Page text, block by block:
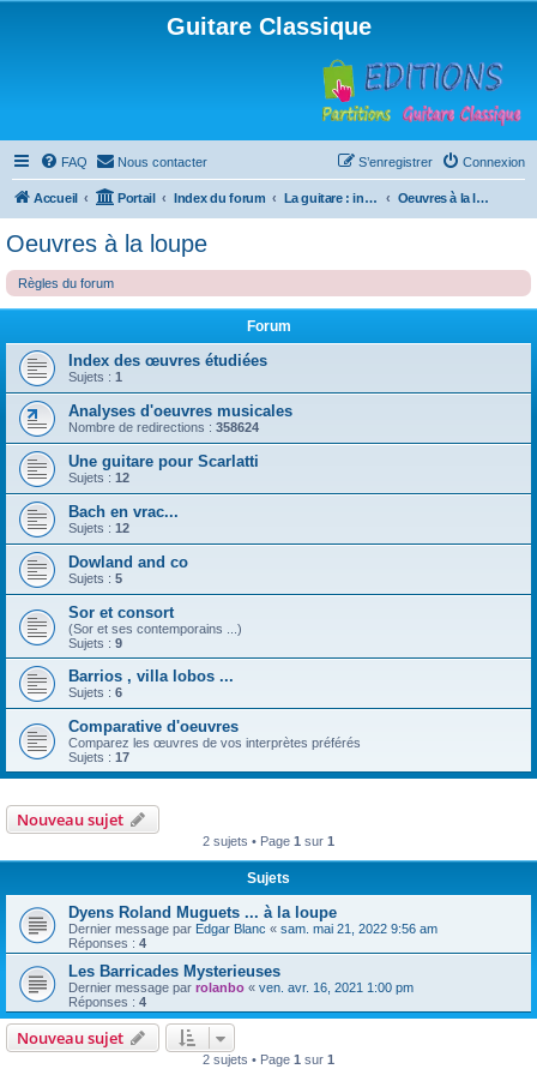
Guitare Classique
FAQ Nous contacter Connexion
S’enregistrer
Accueil Portail Index du forum La guitare : instrument, cours et théorie Oeuvres à la loupe
Oeuvres à la loupe
Règles du forum
Forum
Index des œuvres étudiées
Sujets : 1
Analyses d'oeuvres musicales
Nombre de redirections : 358624
Une guitare pour Scarlatti
Sujets : 12
Bach en vrac...
Sujets : 12
Dowland and co
Sujets : 5
Sor et consort
(Sor et ses contemporains ...)
Sujets : 9
Barrios , villa lobos ...
Sujets : 6
Comparative d'oeuvres
Comparez les œuvres de vos interprètes préférés
Sujets : 17
Nouveau sujet
2 sujets • Page 1 sur 1
Sujets
Dyens Roland Muguets ... à la loupe
Dernier message par Edgar Blanc « sam. mai 21, 2022 9:56 am
Réponses : 4
Les Barricades Mysterieuses
Dernier message par rolanbo « ven. avr. 16, 2021 1:00 pm
Réponses : 4
Nouveau sujet
2 sujets • Page 1 sur 1